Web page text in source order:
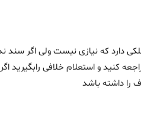
دارد که نیازی نیست ولی اگر سند
کنید و استعلام خلافی رابگیرید
را داشته باشد